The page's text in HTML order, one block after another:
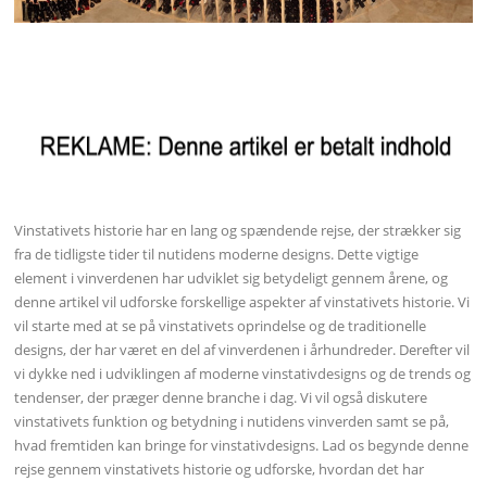
Vinstativets historie har en lang og spændende rejse, der strækker sig
fra de tidligste tider til nutidens moderne designs. Dette vigtige
element i vinverdenen har udviklet sig betydeligt gennem årene, og
denne artikel vil udforske forskellige aspekter af vinstativets historie. Vi
vil starte med at se på vinstativets oprindelse og de traditionelle
designs, der har været en del af vinverdenen i århundreder. Derefter vil
vi dykke ned i udviklingen af moderne vinstativdesigns og de trends og
tendenser, der præger denne branche i dag. Vi vil også diskutere
vinstativets funktion og betydning i nutidens vinverden samt se på,
hvad fremtiden kan bringe for vinstativdesigns. Lad os begynde denne
rejse gennem vinstativets historie og udforske, hvordan det har